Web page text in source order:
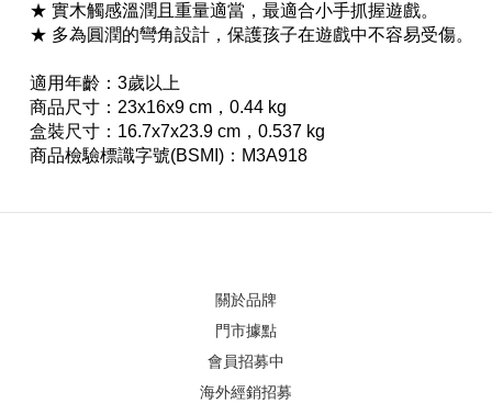
★ 實木觸感溫潤且重量適當，最適合小手抓握遊戲。
★ 多為圓潤的彎角設計，保護孩子在遊戲中不容易受傷。
適用年齡：3歲以上
商品尺寸：23x16x9 cm，0.44 kg
盒裝尺寸：16.7x7x23.9 cm，0.537 kg
商品檢驗標識字號(BSMI)：M3A918
關於品牌
門市據點
會員招募中
海外經銷招募